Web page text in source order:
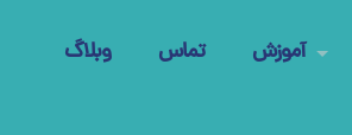
آموزش تماس وبلاگ